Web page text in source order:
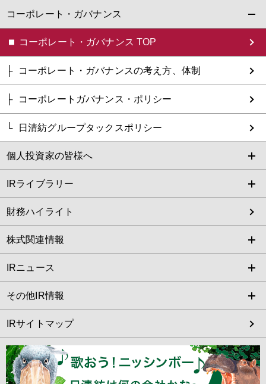
コーポレート・ガバナンス
コーポレート・ガバナンス TOP
コーポレート・ガバナンスの考え方、体制
コーポレートガバナンス・ポリシー
日清紡グループタックスポリシー
個人投資家の皆様へ
IRライブラリー
財務ハイライト
株式関連情報
IRニュース
その他IR情報
IRサイトマップ